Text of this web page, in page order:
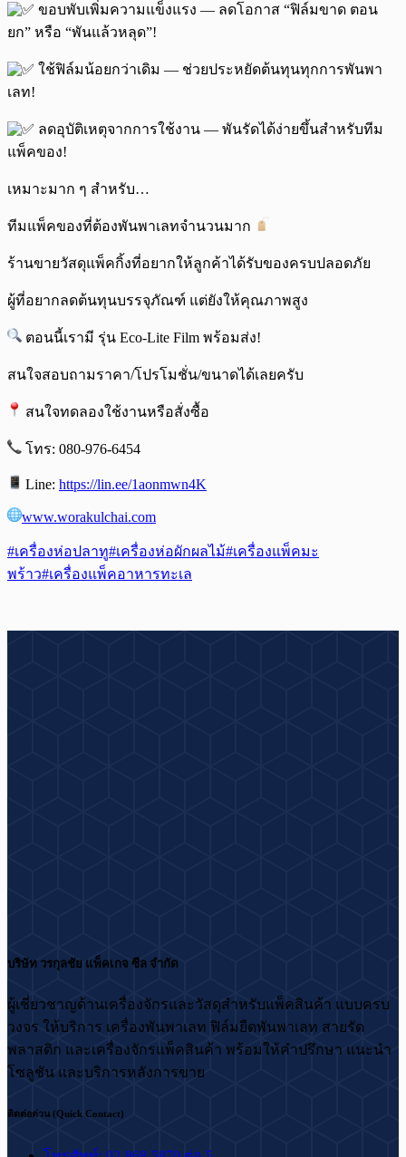
ขอบพับเพิ่มความแข็งแรง — ลดโอกาส “ฟิล์มขาด ตอน
ยก” หรือ “พันแล้วหลุด”!
ใช้ฟิล์มน้อยกว่าเดิม — ช่วยประหยัดต้นทุนทุกการพันพา
เลท!
ลดอุบัติเหตุจากการใช้งาน — พันรัดได้ง่ายขึ้นสำหรับทีม
แพ็คของ!
เหมาะมาก ๆ สำหรับ…
ทีมแพ็คของที่ต้องพันพาเลทจำนวนมาก
ร้านขายวัสดุแพ็คกิ้งที่อยากให้ลูกค้าได้รับของครบปลอดภัย
ผู้ที่อยากลดต้นทุนบรรจุภัณฑ์ แต่ยังให้คุณภาพสูง
ตอนนี้เรามี รุ่น Eco-Lite Film พร้อมส่ง!
สนใจสอบถามราคา/โปรโมชั่น/ขนาดได้เลยครับ
สนใจทดลองใช้งานหรือสั่งซื้อ
โทร: 080-976-6454
Line: https://lin.ee/1aonmwn4K
www.worakulchai.com
#เครื่องห่อปลาทู#เครื่องห่อผักผลไม้#เครื่องแพ็คมะ
พร้าว#เครื่องแพ็คอาหารทะเล
บริษัท วรกุลชัย แพ็คเกจ ซีล จำกัด
ผู้เชี่ยวชาญด้านเครื่องจักรและวัสดุสำหรับแพ็คสินค้า แบบครบ
วงจร ให้บริการ เครื่องพันพาเลท ฟิล์มยืดพันพาเลท สายรัด
พลาสติก และเครื่องจักรแพ็คสินค้า พร้อมให้คำปรึกษา แนะนำ
โซลูชัน และบริการหลังการขาย
ติดต่อด่วน (Quick Contact)